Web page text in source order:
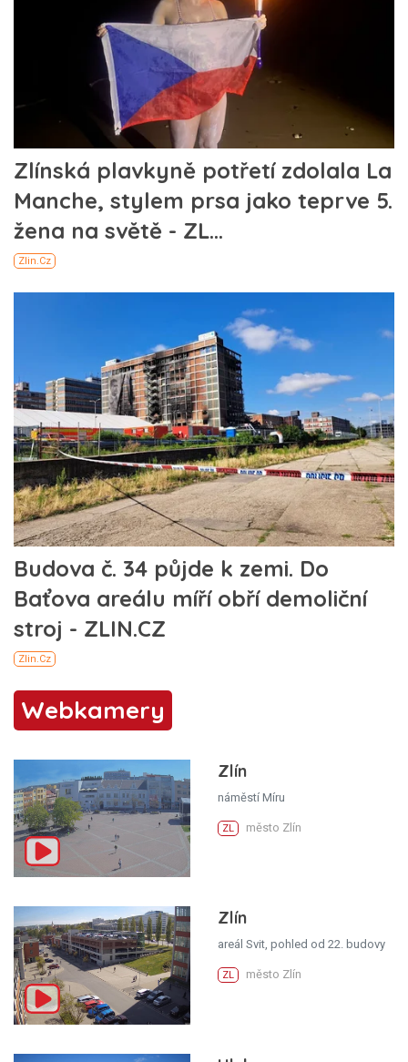
Webkamery
Zlín
náměstí Míru
ZL město Zlín
Zlín
areál Svit, pohled od 22. budovy
ZL město Zlín